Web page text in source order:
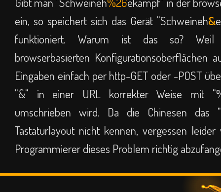
ein, so speichert sich das Gerät "Schweineh&
funktioniert. Warum ist das so?
browserbasierten Konfigurationsoberflächen
Eingaben einfach per http-GET oder -POST
"&" in einer URL korrekter Weise mit
umschrieben wird. Da die Chinesen das
Tastaturlayout nicht kennen, vergessen
Programmierer dieses Problem richtig
© 2026 •